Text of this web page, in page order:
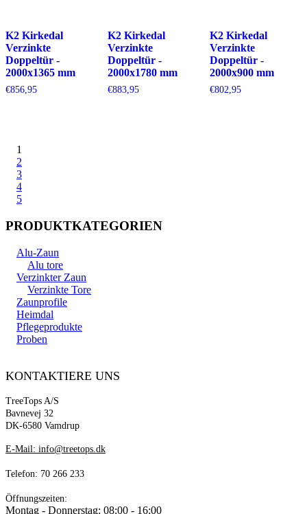
K2 Kirkedal
Verzinkte
Doppeltür -
2000x1365 mm
€856,95
K2 Kirkedal
Verzinkte
Doppeltür -
2000x1780 mm
€883,95
K2 Kirkedal
Verzinkte
Doppeltür -
2000x900 mm
€802,95
1
2
3
4
5
PRODUKTKATEGORIEN
Alu-Zaun
Alu tore
Verzinkter Zaun
Verzinkte Tore
Zaunprofile
Heimdal
Pflegeprodukte
Proben
KONTAKTIERE UNS
TreeTops A/S
Bavnevej 32
DK-6580 Vamdrup
E-Mail: info@treetops.dk
Telefon: 70 266 233
Öffnungszeiten:
Montag - Donnerstag: 08:00 - 16:00